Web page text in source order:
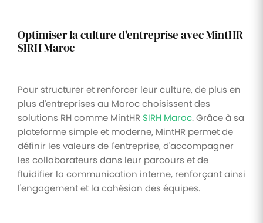
Optimiser la culture d'entreprise avec MintHR
SIRH Maroc
Pour structurer et renforcer leur culture, de plus en
plus d'entreprises au Maroc choisissent des
solutions RH comme MintHR SIRH Maroc. Grâce à sa
plateforme simple et moderne, MintHR permet de
définir les valeurs de l'entreprise, d'accompagner
les collaborateurs dans leur parcours et de
fluidifier la communication interne, renforçant ainsi
l'engagement et la cohésion des équipes.